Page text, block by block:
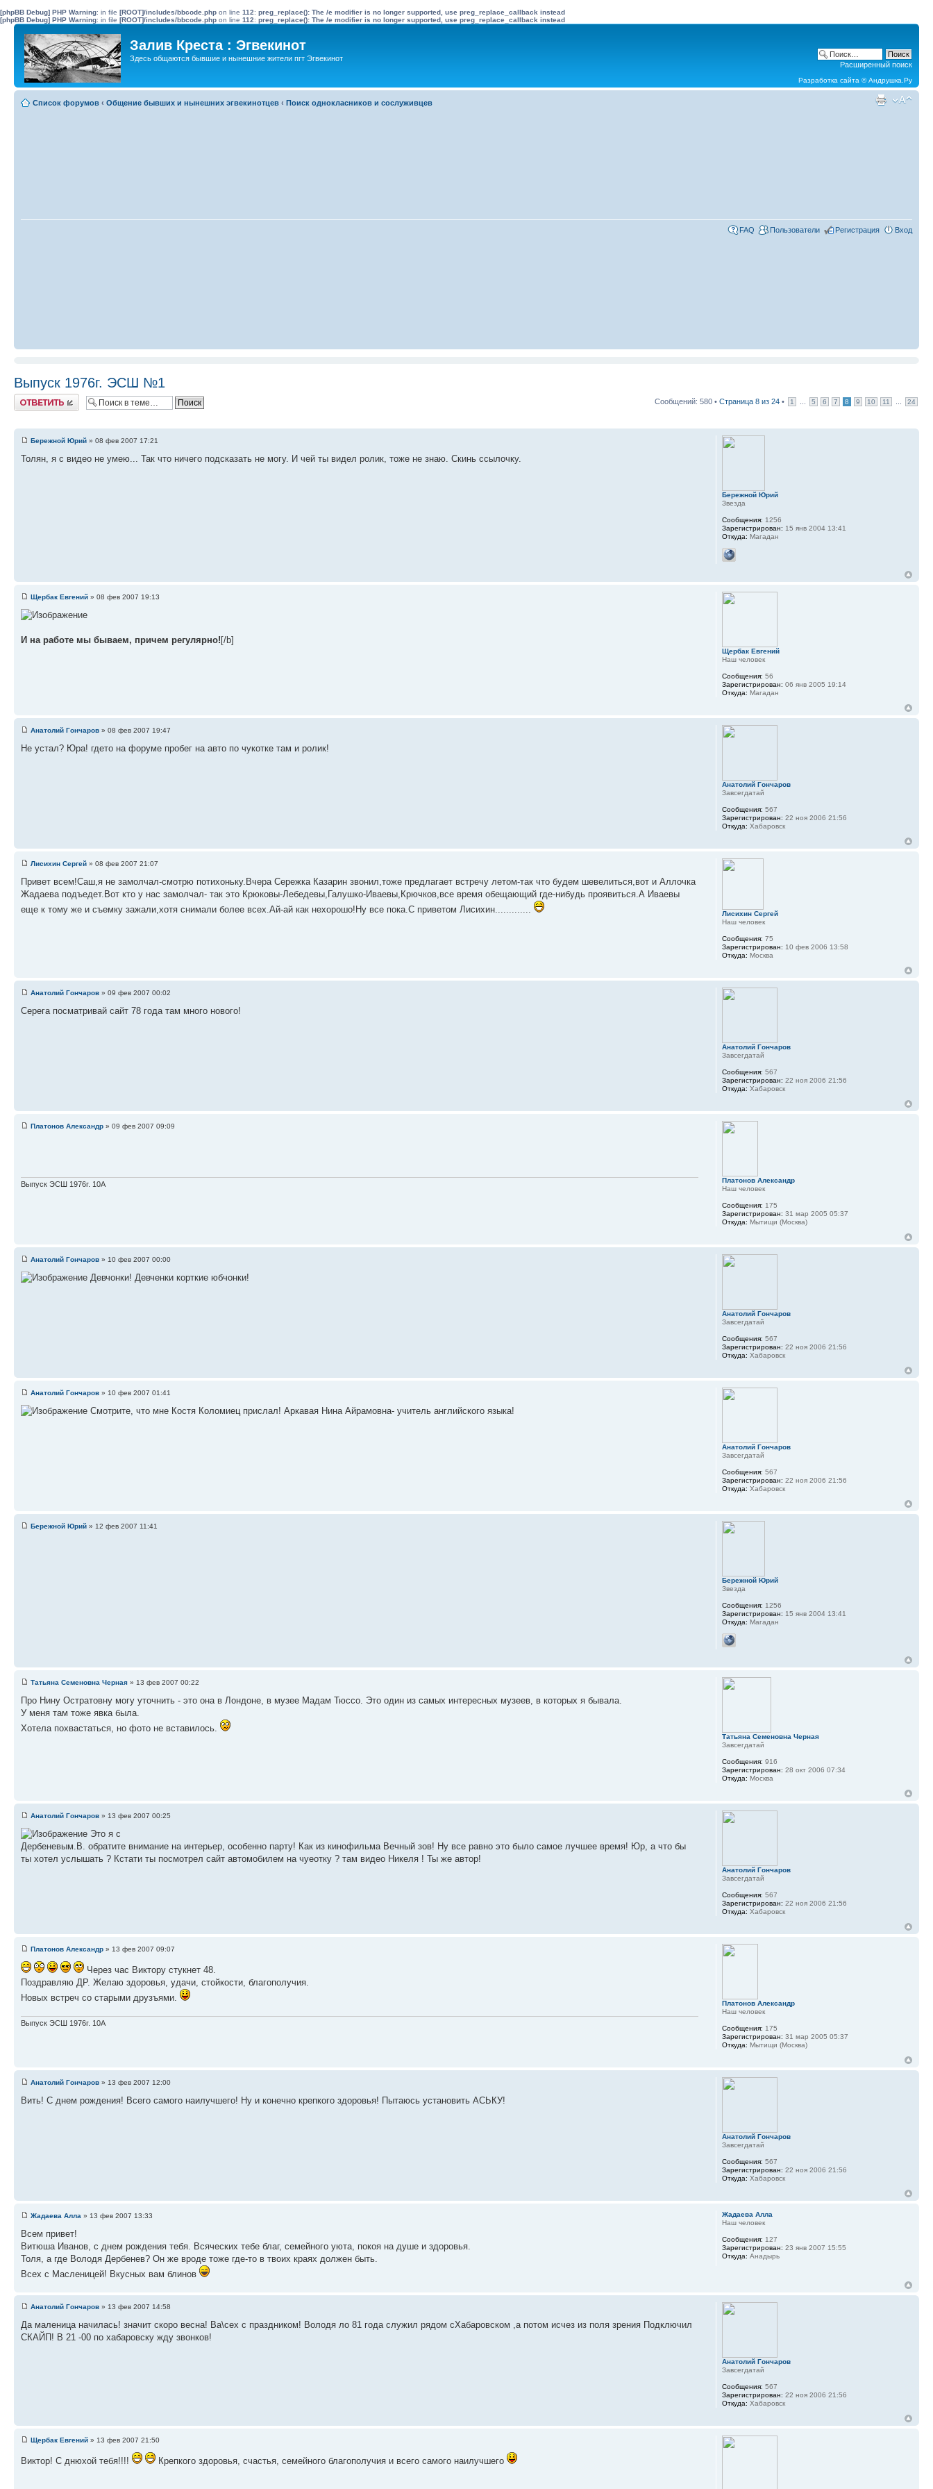
[phpBB Debug] PHP Warning: in file [ROOT]/includes/bbcode.php on line 112: preg_replace(): The /e modifier is no longer supported, use preg_replace_callback instead
[phpBB Debug] PHP Warning: in file [ROOT]/includes/bbcode.php on line 112: preg_replace(): The /e modifier is no longer supported, use preg_replace_callback instead
Залив Креста : Эгвекинот
Здесь общаются бывшие и нынешние жители пгт Эгвекинот
Расширенный поиск
Разработка сайта ©Андрушка.Ру
Список форумов ‹ Общение бывших и нынешних эгвекинотцев ‹ Поиск однокласников и сослуживцев
FAQ Пользователи Регистрация Вход
Выпуск 1976г. ЭСШ №1
Ответить Сообщений: 580 • Страница 8 из 24 • 1 5 6 7 8 9 10 11 24
Бережной Юрий » 08 фев 2007 17:21
Толян, я с видео не умею... Так что ничего подсказать не могу. И чей ты видел ролик, тоже не знаю. Скинь ссылочку.
Бережной Юрий
Звезда
Сообщения: 1256
Зарегистрирован: 15 янв 2004 13:41
Откуда: Магадан
Щербак Евгений » 08 фев 2007 19:13
И на работе мы бываем, причем регулярно![/b]
Щербак Евгений
Наш человек
Сообщения: 56
Зарегистрирован: 06 янв 2005 19:14
Откуда: Магадан
Анатолий Гончаров » 08 фев 2007 19:47
Не устал? Юра! гдето на форуме пробег на авто по чукотке там и ролик!
Анатолий Гончаров
Завсегдатай
Сообщения: 567
Зарегистрирован: 22 ноя 2006 21:56
Откуда: Хабаровск
Лисихин Сергей » 08 фев 2007 21:07
Привет всем!Саш,я не замолчал-смотрю потихоньку.Вчера Сережка Казарин звонил,тоже предлагает встречу летом-так что будем шевелиться,вот и Аллочка
Жадаева подъедет.Вот кто у нас замолчал- так это Крюковы-Лебедевы,Галушко-Иваевы,Крючков,все время обещающий где-нибудь проявиться.А Иваевы
еще к тому же и съемку зажали,хотя снимали более всех.Ай-ай как нехорошо!Ну все пока.С приветом Лисихин.............
Лисихин Сергей
Наш человек
Сообщения: 75
Зарегистрирован: 10 фев 2006 13:58
Откуда: Москва
Анатолий Гончаров » 09 фев 2007 00:02
Серега посматривай сайт 78 года там много нового!
Анатолий Гончаров
Завсегдатай
Сообщения: 567
Зарегистрирован: 22 ноя 2006 21:56
Откуда: Хабаровск
Платонов Александр » 09 фев 2007 09:09
Выпуск ЭСШ 1976г. 10А
Платонов Александр
Наш человек
Сообщения: 175
Зарегистрирован: 31 мар 2005 05:37
Откуда: Мытищи (Москва)
Анатолий Гончаров » 10 фев 2007 00:00
Девчонки! Девченки корткие юбчонки!
Анатолий Гончаров
Завсегдатай
Сообщения: 567
Зарегистрирован: 22 ноя 2006 21:56
Откуда: Хабаровск
Анатолий Гончаров » 10 фев 2007 01:41
Смотрите, что мне Костя Коломиец прислал! Аркавая Нина Айрамовна- учитель английского языка!
Анатолий Гончаров
Завсегдатай
Сообщения: 567
Зарегистрирован: 22 ноя 2006 21:56
Откуда: Хабаровск
Бережной Юрий » 12 фев 2007 11:41
Бережной Юрий
Звезда
Сообщения: 1256
Зарегистрирован: 15 янв 2004 13:41
Откуда: Магадан
Татьяна Семеновна Черная » 13 фев 2007 00:22
Про Нину Остратовну могу уточнить - это она в Лондоне, в музее Мадам Тюссо. Это один из самых интересных музеев, в которых я бывала.
У меня там тоже явка была.
Хотела похвастаться, но фото не вставилось.
Татьяна Семеновна Черная
Завсегдатай
Сообщения: 916
Зарегистрирован: 28 окт 2006 07:34
Откуда: Москва
Анатолий Гончаров » 13 фев 2007 00:25
Это я с
Дербеневым.В. обратите внимание на интерьер, особенно парту! Как из кинофильма Вечный зов! Ну все равно это было самое лучшее время! Юр, а что бы
ты хотел услышать ? Кстати ты посмотрел сайт автомобилем на чуеотку ? там видео Никеля ! Ты же автор!
Анатолий Гончаров
Завсегдатай
Сообщения: 567
Зарегистрирован: 22 ноя 2006 21:56
Откуда: Хабаровск
Платонов Александр » 13 фев 2007 09:07
Через час Виктору стукнет 48.
Поздравляю ДР. Желаю здоровья, удачи, стойкости, благополучия.
Новых встреч со старыми друзъями.
Выпуск ЭСШ 1976г. 10А
Платонов Александр
Наш человек
Сообщения: 175
Зарегистрирован: 31 мар 2005 05:37
Откуда: Мытищи (Москва)
Анатолий Гончаров » 13 фев 2007 12:00
Вить! С днем рождения! Всего самого наилучшего! Ну и конечно крепкого здоровья! Пытаюсь установить АСЬКУ!
Анатолий Гончаров
Завсегдатай
Сообщения: 567
Зарегистрирован: 22 ноя 2006 21:56
Откуда: Хабаровск
Жадаева Алла » 13 фев 2007 13:33
Всем привет!
Витюша Иванов, с днем рождения тебя. Всяческих тебе благ, семейного уюта, покоя на душе и здоровья.
Толя, а где Володя Дербенев? Он же вроде тоже где-то в твоих краях должен быть.
Всех с Масленицей! Вкусных вам блинов
Жадаева Алла
Наш человек
Сообщения: 127
Зарегистрирован: 23 янв 2007 15:55
Откуда: Анадырь
Анатолий Гончаров » 13 фев 2007 14:58
Да маленица начилась! значит скоро весна! Ва\сех с праздником! Володя ло 81 года служил рядом сХабаровском ,а потом исчез из поля зрения Подключил
СКАЙП! В 21 -00 по хабаровску жду звонков!
Анатолий Гончаров
Завсегдатай
Сообщения: 567
Зарегистрирован: 22 ноя 2006 21:56
Откуда: Хабаровск
Щербак Евгений » 13 фев 2007 21:50
Виктор! С днюхой тебя!!!! Крепкого здоровья, счастья, семейного благополучия и всего самого наилучшего